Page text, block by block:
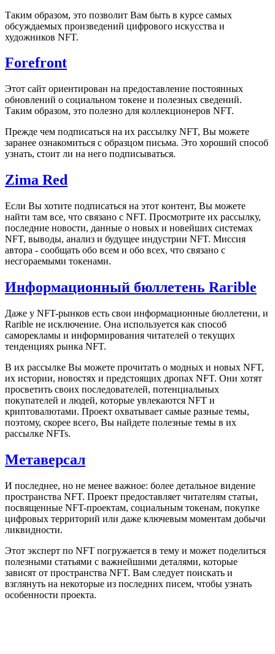
Таким образом, это позволит Вам быть в курсе самых
обсуждаемых произведений цифрового искусства и
художников NFT.
Forefront
Этот сайт ориентирован на предоставление постоянных
обновлений о социальном токене и полезных сведений.
Таким образом, это полезно для коллекционеров NFT.
Прежде чем подписаться на их рассылку NFT, Вы можете
заранее ознакомиться с образцом письма. Это хороший способ
узнать, стоит ли на него подписываться.
Zima Red
Если Вы хотите подписаться на этот контент, Вы можете
найти там все, что связано с NFT. Просмотрите их рассылку,
последние новости, данные о новых и новейших системах
NFT, выводы, анализ и будущее индустрии NFT. Миссия
автора - сообщать обо всем и обо всех, что связано с
несгораемыми токенами.
Информационный бюллетень Rarible
Даже у NFT-рынков есть свои информационные бюллетени, и
Rarible не исключение. Она используется как способ
саморекламы и информирования читателей о текущих
тенденциях рынка NFT.
В их рассылке Вы можете прочитать о модных и новых NFT,
их истории, новостях и предстоящих дропах NFT. Они хотят
просветить своих последователей, потенциальных
покупателей и людей, которые увлекаются NFT и
криптовалютами. Проект охватывает самые разные темы,
поэтому, скорее всего, Вы найдете полезные темы в их
рассылке NFTs.
Метаверсал
И последнее, но не менее важное: более детальное видение
пространства NFT. Проект предоставляет читателям статьи,
посвященные NFT-проектам, социальным токенам, покупке
цифровых территорий или даже ключевым моментам добычи
ликвидности.
Этот эксперт по NFT погружается в тему и может поделиться
полезными статьями с важнейшими деталями, которые
зависят от пространства NFT. Вам следует поискать и
взглянуть на некоторые из последних писем, чтобы узнать
особенности проекта.